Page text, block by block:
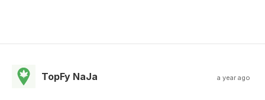
TopFy NaJa a year ago